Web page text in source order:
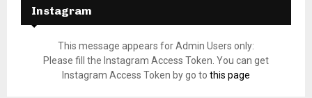
Instagram
This message appears for Admin Users only:
Please fill the Instagram Access Token. You can get
Instagram Access Token by go to this page